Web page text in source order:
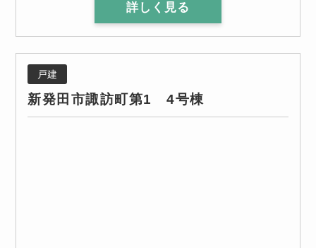
詳しく見る
戸建
新発田市諏訪町第1 4号棟